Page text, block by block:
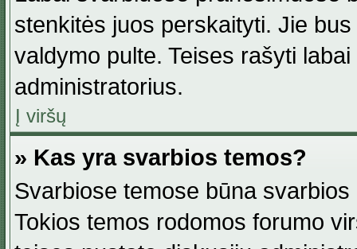
stenkitės juos perskaityti. Jie
valdymo pulte. Teises rašyti
administratorius.
Į viršų
» Kas yra svarbios temos?
Svarbiose temose būna
Tokios temos rodomos forumo